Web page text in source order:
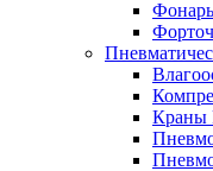
Краны